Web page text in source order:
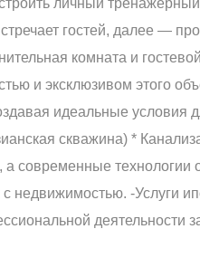
личный
гостей, далее —
комната и
и эксклюзивом этого
идеальные условия
скважина) *
современные
-Услуги